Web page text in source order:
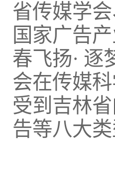
省传媒学
国家广告
春飞扬· 逐
会在传媒
受到吉林
告等八大